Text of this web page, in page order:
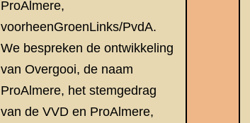
ProAlmere,
voorheenGroenLinks/PvdA.
We bespreken de ontwikkeling
van Overgooi, de naam
ProAlmere, het stemgedrag
van de VVD en ProAlmere,